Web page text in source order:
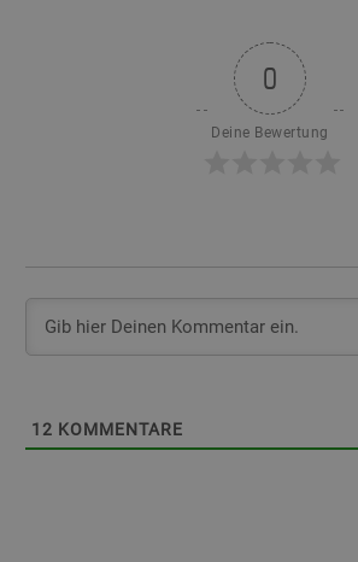
0
Deine Bewertung
12 KOMMENTARE